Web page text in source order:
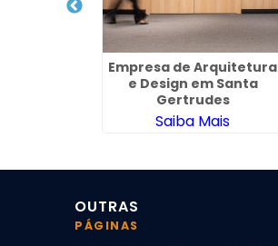
Empresa de Arquitetura
e Design em Santa
Gertrudes
Saiba Mais
OUTRAS
PÁGINAS